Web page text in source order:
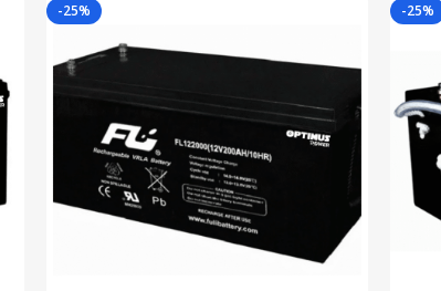
-25% -25%